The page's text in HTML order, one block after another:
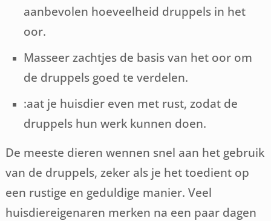
aanbevolen hoeveelheid druppels in het
oor.
Masseer zachtjes de basis van het oor om
de druppels goed te verdelen.
:aat je huisdier even met rust, zodat de
druppels hun werk kunnen doen.
De meeste dieren wennen snel aan het gebruik
van de druppels, zeker als je het toedient op
een rustige en geduldige manier. Veel
huisdiereigenaren merken na een paar dagen